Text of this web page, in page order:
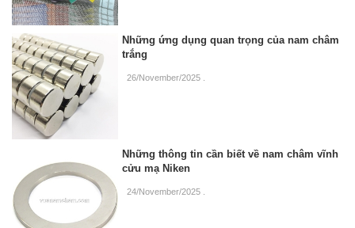
Những ứng dụng quan trọng của nam châm
trắng
26/November/2025
Những thông tin cần biết về nam châm vĩnh
cửu mạ Niken
24/November/2025